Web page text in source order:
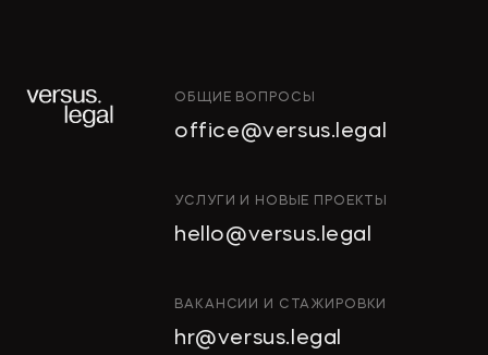
ОБЩИЕ ВОПРОСЫ
office@versus.legal
УСЛУГИ И НОВЫЕ ПРОЕКТЫ
hello@versus.legal
ВАКАНСИИ И СТАЖИРОВКИ
hr@versus.legal